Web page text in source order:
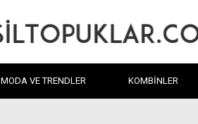
MODA VE TRENDLER KOMBINLER